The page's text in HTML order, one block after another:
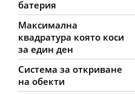
батерия
Максимална
квадратура която коси
за един ден
Система за откриване
на обекти